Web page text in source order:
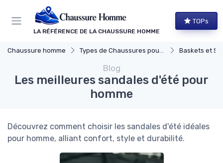
LA RÉFÉRENCE DE LA CHAUSSURE HOMME
TOPs
Chaussure homme Types de Chaussures pour Hommes Baskets et
Blog
Les meilleures sandales d'été pour
homme
Découvrez comment choisir les sandales d'été idéales
pour homme, alliant confort, style et durabilité.
Panneau de gestion des cookies